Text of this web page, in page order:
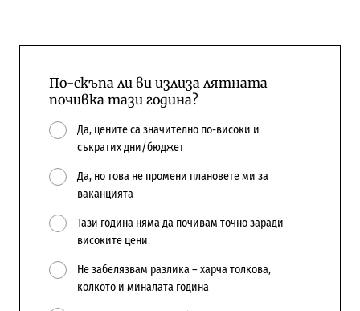
По-скъпа ли ви излиза лятната
почивка тази година?
Да, цените са значително по-високи и
съкратих дни/бюджет
Да, но това не промени плановете ми за
ваканцията
Тази година няма да почивам точно заради
високите цени
Не забелязвам разлика – харча толкова,
колкото и миналата година